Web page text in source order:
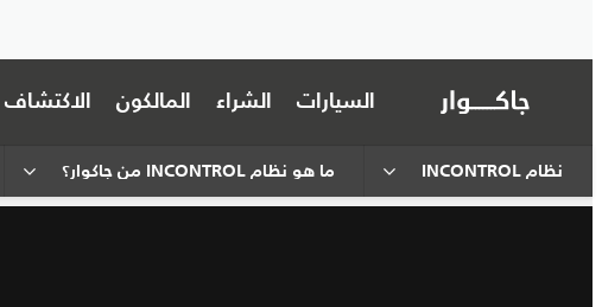
السيارات الشراء المالكون الاكتشاف
نظام INCONTROL ما هو نظام INCONTROL من جاكوار؟